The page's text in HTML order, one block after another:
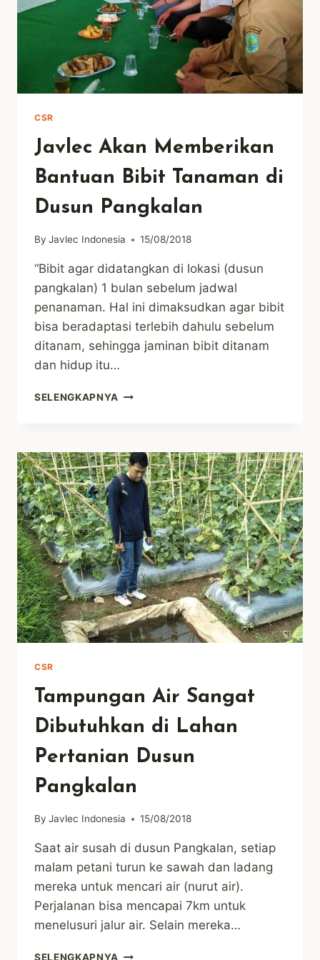
CSR
Javlec Akan Memberikan
Bantuan Bibit Tanaman di
Dusun Pangkalan
By Javlec Indonesia 15/08/2018
“Bibit agar didatangkan di lokasi (dusun
pangkalan) 1 bulan sebelum jadwal
penanaman. Hal ini dimaksudkan agar bibit
bisa beradaptasi terlebih dahulu sebelum
ditanam, sehingga jaminan bibit ditanam
dan hidup itu…
SELENGKAPNYA JAVLEC
BIBIT
TANAMAN
DI
DUSUN
PANGKALAN
CSR
Tampungan Air Sangat
Dibutuhkan di Lahan
Pertanian Dusun
Pangkalan
By Javlec Indonesia 15/08/2018
Saat air susah di dusun Pangkalan, setiap
malam petani turun ke sawah dan ladang
mereka untuk mencari air (nurut air).
Perjalanan bisa mencapai 7km untuk
menelusuri jalur air. Selain mereka…
SELENGKAPNYA TAMPUNGAN